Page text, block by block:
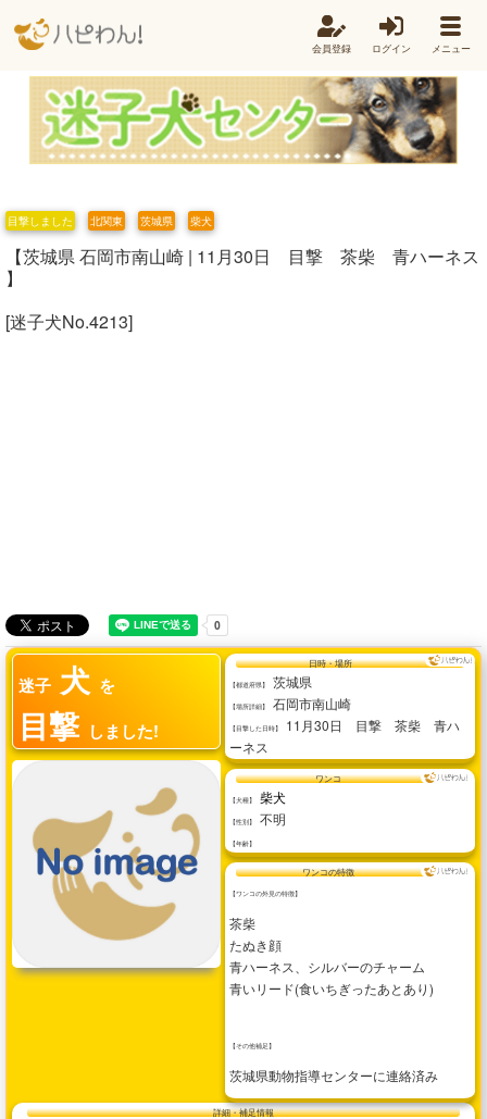
会員登録 ログイン メニュー
目撃しました 北関東 茨城県 柴犬
【茨城県 石岡市南山崎 | 11月30日 目撃 茶柴 青ハーネス
】
[迷子犬No.4213]
迷子 犬 を
目撃 しました!
日時・場所
【都道府県】 茨城県
【場所詳細】 石岡市南山崎
【目撃した日時】
11月30日 目撃 茶柴 青ハ
ーネス
ワンコ
【犬種】 柴犬
【性別】 不明
【年齢】
ワンコの特徴
【ワンコの外見の特徴】
茶柴
たぬき顔
青ハーネス、シルバーのチャーム
青いリード(食いちぎったあとあり)
【その他補足】
茨城県動物指導センターに連絡済み
詳細・補足情報